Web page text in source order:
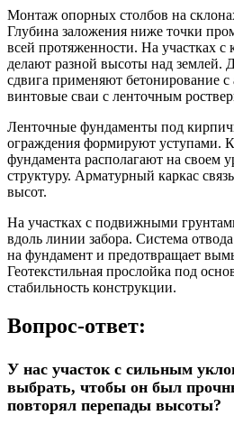
Монтаж опорных столбов на
Глубина заложения ниже точки
всей протяженности. На участках
делают разной высоты над землей.
сдвига применяют бетонирование
винтовые сваи с ленточным
Ленточные фундаменты под
ограждения формируют уступами.
фундамента располагают на своем
структуру. Арматурный каркас
высот.
На участках с подвижными
вдоль линии забора. Система
на фундамент и предотвращает
Геотекстильная прослойка под
стабильность конструкции.
Вопрос-ответ:
У нас участок с сильным
выбрать, чтобы он был
повторял перепады высоты?